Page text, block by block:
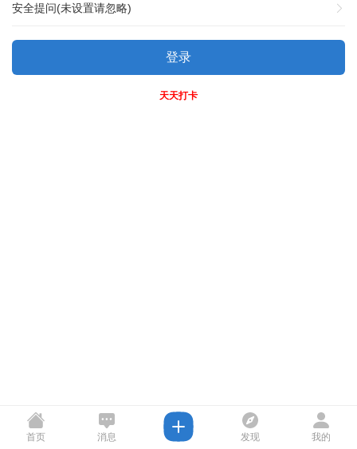
安全提问(未设置请忽略)
登录
天天打卡
首页 消息 发现 我的